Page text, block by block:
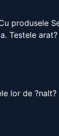
produsele
Testele
lor de